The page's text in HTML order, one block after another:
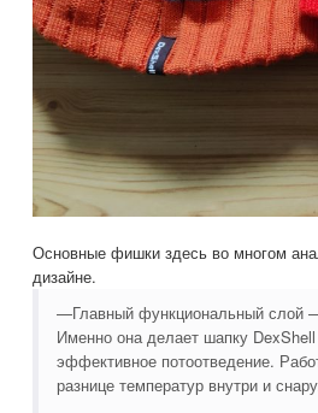
Основные фишки здесь во многом
дизайне.
—Главный функциональный слой
Именно она делает шапку
эффективное потоотведение.
разнице температур внутри и